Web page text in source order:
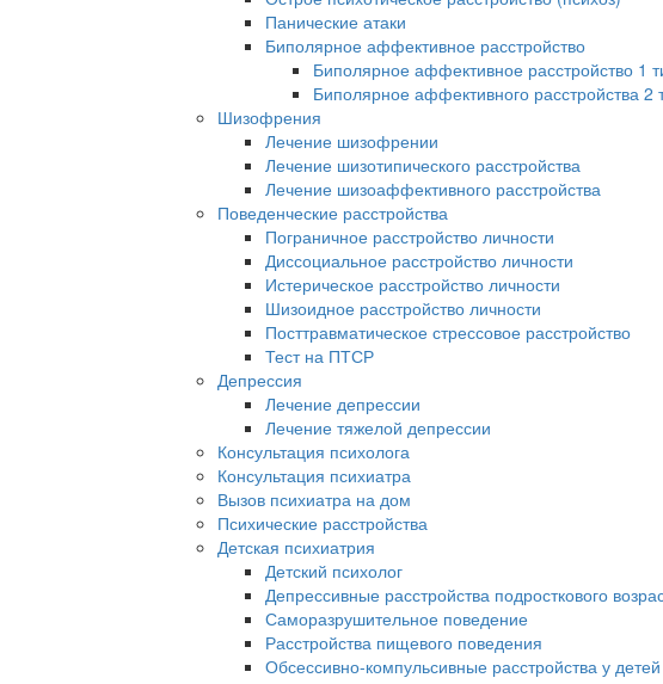
Панические атаки
Биполярное аффективное расстройство
Биполярное аффективное расстройство 1
Биполярное аффективного расстройства 2
Шизофрения
Лечение шизофрении
Лечение шизотипического расстройства
Лечение шизоаффективного расстройства
Поведенческие расстройства
Пограничное расстройство личности
Диссоциальное расстройство личности
Истерическое расстройство личности
Шизоидное расстройство личности
Посттравматическое стрессовое расстройство
Тест на ПТСР
Депрессия
Лечение депрессии
Лечение тяжелой депрессии
Консультация психолога
Консультация психиатра
Вызов психиатра на дом
Психические расстройства
Детская психиатрия
Детский психолог
Депрессивные расстройства подросткового
Саморазрушительное поведение
Расстройства пищевого поведения
Обсессивно-компульсивные расстройства у